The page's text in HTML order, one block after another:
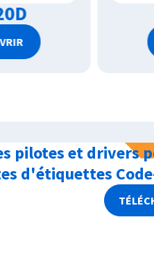
pilotes et drivers
d'étiquettes